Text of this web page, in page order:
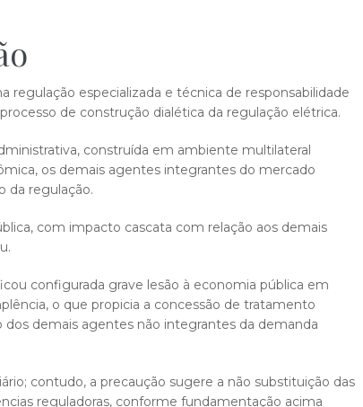
especializada e técnica de responsabilidade
de construção dialética da regulação elétrica.
construída em ambiente multilateral
os demais agentes integrantes do mercado
da regulação.
com impacto cascata com relação aos demais
configurada grave lesão à economia pública em
o que propicia a concessão de tratamento
demais agentes não integrantes da demanda
contudo, a precaução sugere a não substituição das
reguladoras, conforme fundamentação acima